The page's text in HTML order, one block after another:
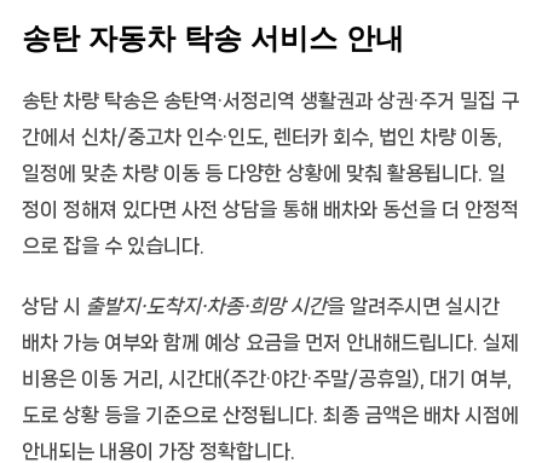
송탄 자동차 탁송 서비스 안내
송탄 차량 탁송은 송탄역·서정리역 생활권과 상권·주거 밀집 구
간에서 신차/중고차 인수·인도 렌터카 회수, 법인 차량 이동,
일정에 맞춘 차량 이동등 다양한 상황에 맞춰 활용됩니다. 일
정이 정해져 있다면 사전 상담을 통해 배차와 동선을 더 안정적
으로 잡을 수 있습니다.
상담 시 출발지·도착지·차종·희망 시간을 알려주시면 실시간
배차 가능 여부와 함께 예상 요금을 먼저 안내해드립니다. 실제
비용은 이동 거리, 시간대(주간·야간·주말/공휴일), 대기 여부,
도로 상황 등을 기준으로 산정됩니다. 최종 금액은 배차 시점에
안내되는 내용이 가장 정확합니다.